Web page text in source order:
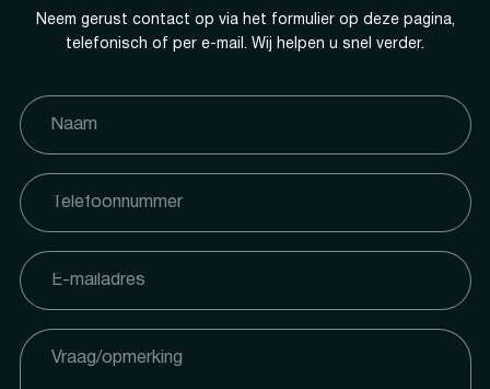
Neem gerust contact op via het formulier op deze pagina,
telefonisch of per e-mail. Wij helpen u snel verder.